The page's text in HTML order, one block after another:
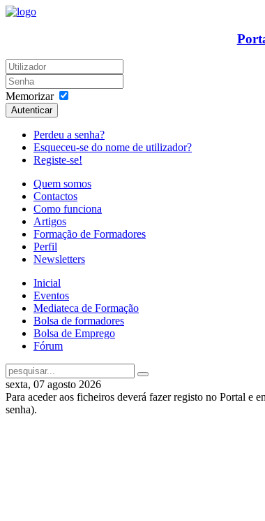
Memorizar
Autenticar
Perdeu a senha?
Esqueceu-se do nome de utilizador?
Registe-se!
Quem somos
Contactos
Como funciona
Artigos
Formação de Formadores
Perfil
Newsletters
Inicial
Eventos
Mediateca de Formação
Bolsa de formadores
Bolsa de Emprego
Fórum
sexta, 07 agosto 2026
Para aceder aos ficheiros deverá fazer registo no Portal e
senha).